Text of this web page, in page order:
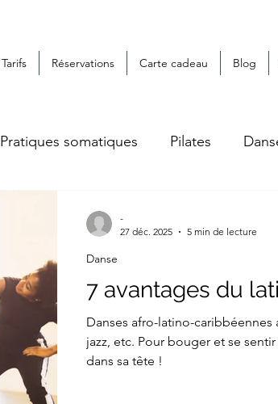
Tarifs Réservations Carte cadeau Blog
Pratiques somatiques Pilates
7 avantages du
Danses afro-latino-
jazz, etc. Pour bouger et se
dans sa tête !
Danse
-
27 déc. 2025
5 min de lecture